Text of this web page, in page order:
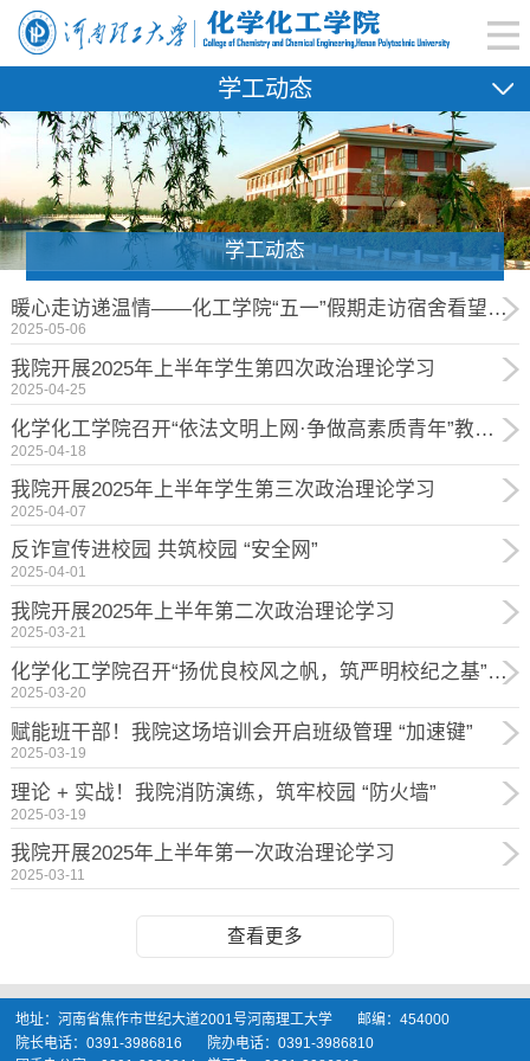
学工动态
学工动态
暖心走访递温情——化工学院“五一”假期走访宿舍看望留校学生
2025-05-06
我院开展2025年上半年学生第四次政治理论学习
2025-04-25
化学化工学院召开“依法文明上网·争做高素质青年”教育主题班会
2025-04-18
我院开展2025年上半年学生第三次政治理论学习
2025-04-07
反诈宣传进校园 共筑校园 “安全网”
2025-04-01
我院开展2025年上半年第二次政治理论学习
2025-03-21
化学化工学院召开“扬优良校风之帆，筑严明校纪之基”教育主题班会
2025-03-20
赋能班干部！我院这场培训会开启班级管理 “加速键”
2025-03-19
理论 + 实战！我院消防演练，筑牢校园 “防火墙”
2025-03-19
我院开展2025年上半年第一次政治理论学习
2025-03-11
查看更多
地址：河南省焦作市世纪大道2001号河南理工大学 邮编：454000
院长电话：0391-3986816 院办电话：0391-3986810